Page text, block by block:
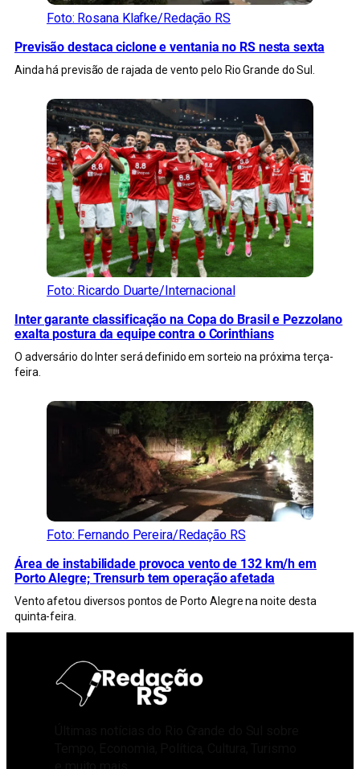
Foto: Rosana Klafke/Redação RS
Previsão destaca ciclone e ventania no RS nesta sexta
Ainda há previsão de rajada de vento pelo Rio Grande do Sul.
Foto: Ricardo Duarte/Internacional
Inter garante classificação na Copa do Brasil e Pezzolano
exalta postura da equipe contra o Corinthians
O adversário do Inter será definido em sorteio na próxima terça-
feira.
Foto: Fernando Pereira/Redação RS
Área de instabilidade provoca vento de 132 km/h em
Porto Alegre; Trensurb tem operação afetada
Vento afetou diversos pontos de Porto Alegre na noite desta
quinta-feira.